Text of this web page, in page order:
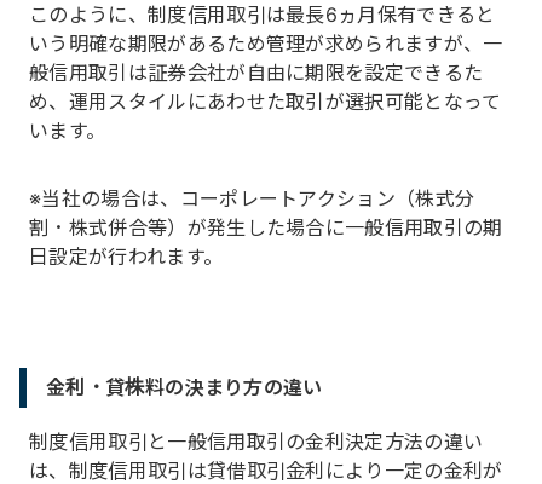
このように、制度信用取引は最長6ヵ月保有できると
いう明確な期限があるため管理が求められますが、一
般信用取引は証券会社が自由に期限を設定できるた
め、運用スタイルにあわせた取引が選択可能となって
います。
※当社の場合は、コーポレートアクション（株式分
割・株式併合等）が発生した場合に一般信用取引の期
日設定が行われます。
金利・貸株料の決まり方の違い
制度信用取引と一般信用取引の金利決定方法の違い
は、制度信用取引は貸借取引金利により一定の金利が